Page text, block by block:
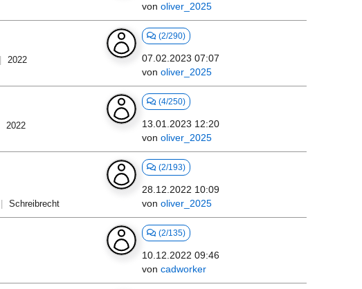
von oliver_2025
2022
(2/290)
07.02.2023 07:07
von oliver_2025
2022
(4/250)
13.01.2023 12:20
von oliver_2025
Schreibrecht
(2/193)
28.12.2022 10:09
von oliver_2025
(2/135)
10.12.2022 09:46
von cadworker